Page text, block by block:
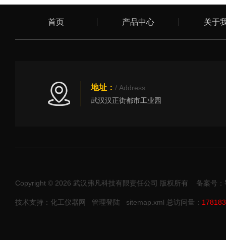
首页 产品中心 关于
地址： / Address
武汉汉正街都市工业园
Copyright © 2026 武汉弗凡科技有限责任公司 版权所有 备案号
技术支持：化工仪器网 管理登陆 sitemap.xml 总访问量： 178183